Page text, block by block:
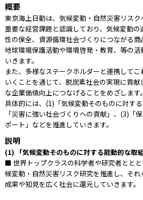
概要
東京海上日動は、気候変動・自然災害リス
重要な経営課題と認識しており、気候変動
性の保全、資源循環社会づくりにつながる商
地球環境保護活動や環境啓発・教育、等の
いきます。
また、多様なステークホルダーと連携して
いくことを通じて、脱炭素社会の実現に貢献
な企業価値向上につなげることをめざします。
具体的には、(1)「気候変動そのものに対す
「災害に強い社会づくりへの貢献」、(3)「
ポート」などを推進していきます。
説明
(1) 「気候変動そのものに対する能動的な取組
■ 世界トップクラスの科学者や研究者とと
候変動・自然災害リスク研究を推進し、そ
成果や知見を広く社会に還元していきます。